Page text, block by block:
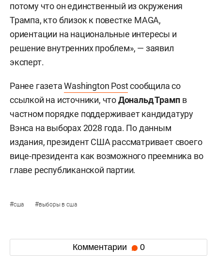
потому что он единственный из окружения
Трампа, кто близок к повестке MAGA,
ориентации на национальные интересы и
решение внутренних проблем», — заявил
эксперт.
Ранее газетаWashington Postсообщила со
ссылкой на источники, чтоДональд Трамп в
частном порядке поддерживает кандидатуру
Вэнса на выборах 2028 года. По данным
издания, президент США рассматривает своего
вице-президента как возможного преемника во
главе республиканской партии.
#сша #выборы в сша
Комментарии 0